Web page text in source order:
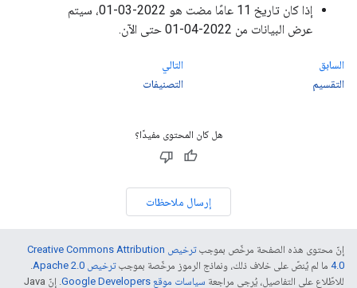
إذا كان تاريخ 11 عامًا مضت هو 2022-03-01، سيتم
عرض البيانات من 2022-04-01 حتى الآن.
السابق
التقسيم
التالي
التصنيفات
هل كان المحتوى مفيدًا؟
إرسال ملاحظات
إنّ محتوى هذه الصفحة مرخّص بموجب
ترخيص Creative Commons Attribution
4.0‏ ما لم يُنصّ على خلاف ذلك، ونماذج الرموز مرخّصة بموجبترخيص Apache 2.0‏
.
للاطّلاع على التفاصيل، يُرجى مراجعة سياسات موقع Google Developers‏
. إنّ Java